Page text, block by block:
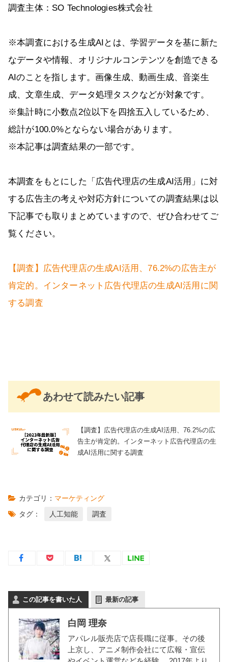
調査主体：SO Technologies株式会社
※本調査における生成AIとは、学習データを基に新た
なデータや情報、オリジナルコンテンツを創造できる
AIのことを指します。画像生成、動画生成、音楽生
成、文章生成、データ処理タスクなどが対象です。
※集計時に小数点2位以下を四捨五入しているため、
総計が100.0%とならない場合があります。
※本記事は調査結果の一部です。
本調査をもとにした「広告代理店の生成AI活用」に対
する広告主の考えや対応方針についての調査結果は以
下記事でも取りまとめていますので、ぜひ合わせてご
覧ください。
【調査】広告代理店の生成AI活用、76.2%の広告主が
肯定的。インターネット広告代理店の生成AI活用に関
する調査
あわせて読みたい記事
【調査】広告代理店の生成AI活用、76.2%の広
告主が肯定的。インターネット広告代理店の生
成AI活用に関する調査
カテゴリ： マーケティング
タグ：
人工知能 調査
この記事を書いた人 最新の記事
白岡 理奈
アパレル販売店で店長職に従事。その後
上京し、アニメ制作会社にて広報・宣伝